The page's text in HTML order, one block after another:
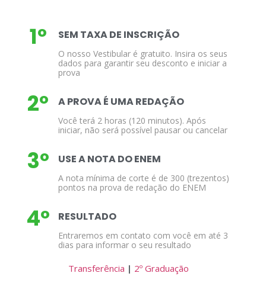
1º SEM TAXA DE INSCRIÇÃO
O nosso Vestibular é gratuito. Insira os seus
dados para garantir seu desconto e iniciar a
prova
2º A PROVA É UMA REDAÇÃO
Você terá 2 horas (120 minutos). Após
iniciar, não será possível pausar ou cancelar
3º USE A NOTA DO ENEM
A nota mínima de corte é de 300 (trezentos)
pontos na prova de redação do ENEM
4º RESULTADO
Entraremos em contato com você em até 3
dias para informar o seu resultado
Transferência | 2º Graduação